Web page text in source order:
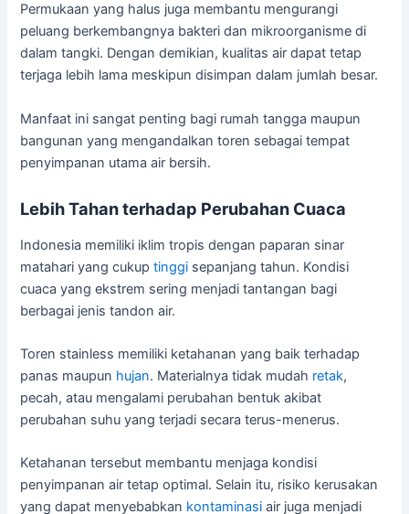
Permukaan yang halus juga membantu mengurangi
peluang berkembangnya bakteri dan mikroorganisme di
dalam tangki. Dengan demikian, kualitas air dapat tetap
terjaga lebih lama meskipun disimpan dalam jumlah besar.
Manfaat ini sangat penting bagi rumah tangga maupun
bangunan yang mengandalkan toren sebagai tempat
penyimpanan utama air bersih.
Lebih Tahan terhadap Perubahan Cuaca
Indonesia memiliki iklim tropis dengan paparan sinar
matahari yang cukuptinggi sepanjang tahun. Kondisi
cuaca yang ekstrem sering menjadi tantangan bagi
berbagai jenis tandon air.
Toren stainless memiliki ketahanan yang baik terhadap
panas maupun hujan. Materialnya tidak mudah retak,
pecah, atau mengalami perubahan bentuk akibat
perubahan suhu yang terjadi secara terus-menerus.
Ketahanan tersebut membantu menjaga kondisi
penyimpanan air tetap optimal. Selain itu, risiko kerusakan
yang dapat menyebabkan kontaminasi air juga menjadi